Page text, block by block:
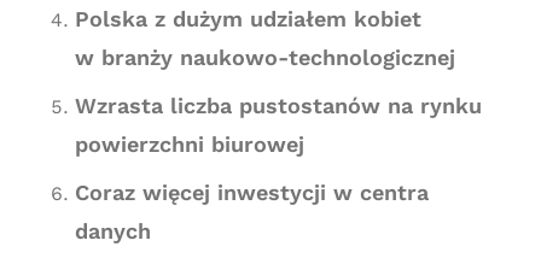
Polska z dużym udziałem kobiet
w branży naukowo-technologicznej
Wzrasta liczba pustostanów na rynku
powierzchni biurowej
Coraz więcej inwestycji w centra
danych